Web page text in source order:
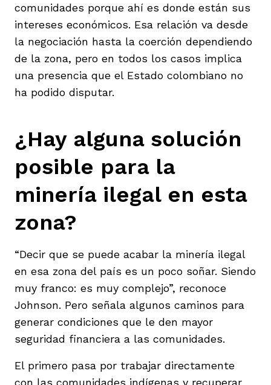
comunidades porque ahí es donde están sus
intereses económicos. Esa relación va desde
la negociación hasta la coerción dependiendo
de la zona, pero en todos los casos implica
una presencia que el Estado colombiano no
ha podido disputar.
¿Hay alguna solución
posible para la
minería ilegal en esta
zona?
“Decir que se puede acabar la minería ilegal
en esa zona del país es un poco soñar. Siendo
muy franco: es muy complejo”, reconoce
Johnson. Pero señala algunos caminos para
generar condiciones que le den mayor
seguridad financiera a las comunidades.
El primero pasa por trabajar directamente
con las comunidades indígenas y recuperar